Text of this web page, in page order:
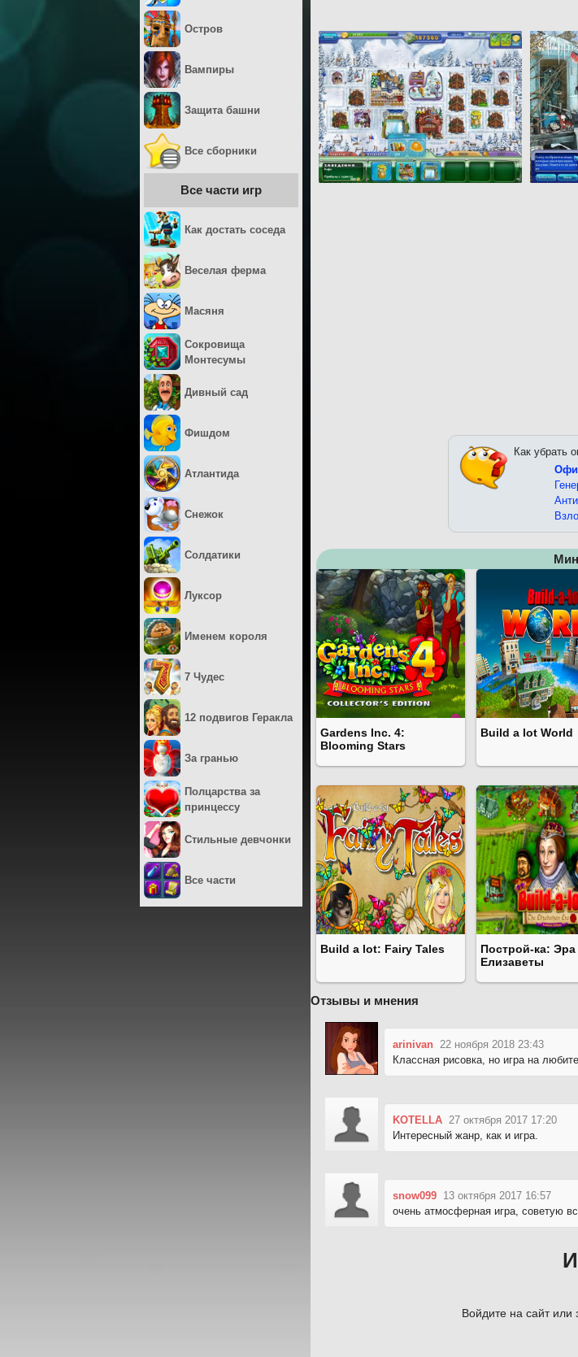
Как убрать
Gardens Inc. 4:
Blooming Stars
Build a lot World
Build a lot: Fairy Tales
Построй-ка: Эра
Елизаветы
Отзывы и мнения
arinivan 22 ноября 2018 23:43
Классная рисовка, но игра на
KOTELLA 27 октября 2017 17:20
Интересный жанр, как и игра.
snow099 13 октября 2017 16:57
очень атмосферная игра, советую
Войдите на сайт или
Остров
Вампиры
Защита башни
Все сборники
Все части игр
Как достать соседа
Веселая ферма
Масяня
Сокровища
Монтесумы
Дивный сад
Фишдом
Атлантида
Снежок
Солдатики
Луксор
Именем короля
7 Чудес
12 подвигов Геракла
За гранью
Полцарства за
принцессу
Стильные девчонки
Все части